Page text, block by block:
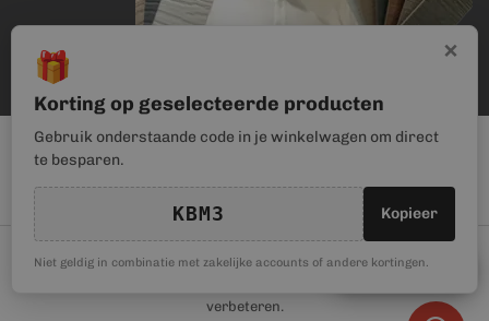
×
🎁
Korting op geselecteerde producten
Gebruik onderstaande code in je winkelwagen om direct
te besparen.
KBM3 Kopieer
Niet geldig in combinatie met zakelijke accounts of andere kortingen.
🎁Kortingscode
© Kunststof Bouwmateriaal | Magento webwinkel realisatie door
verbeteren.